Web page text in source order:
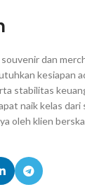
dan
kesiapan
stabilitas
naik kelas
oleh klien